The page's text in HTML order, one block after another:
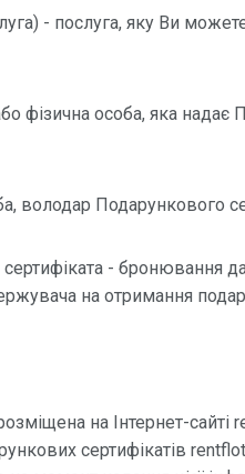
- послуга, яку Ви
фізична особа, яка надає
володар Подарункового
- бронювання
на отримання
на Інтернет-
сертифікатів